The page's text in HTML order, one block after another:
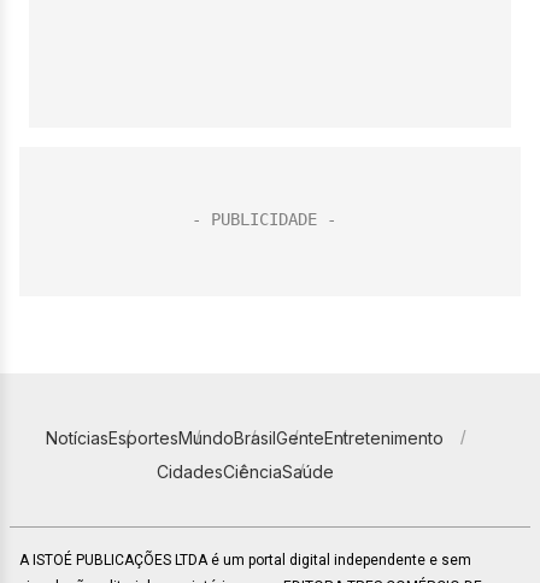
NotíciasEsportesMundoBrasilGenteEntretenimento
CidadesCiênciaSaúde
A ISTOÉ PUBLICAÇÕES LTDA é um portal digital independente e sem